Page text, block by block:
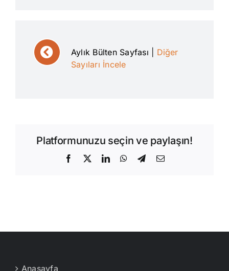
Aylık Bülten Sayfası
Diğer
Sayıları İncele
Platformunuzu seçin ve paylaşın!
Facebook
X LinkedInWhatsApp
Telegram
E-
Anasayfa